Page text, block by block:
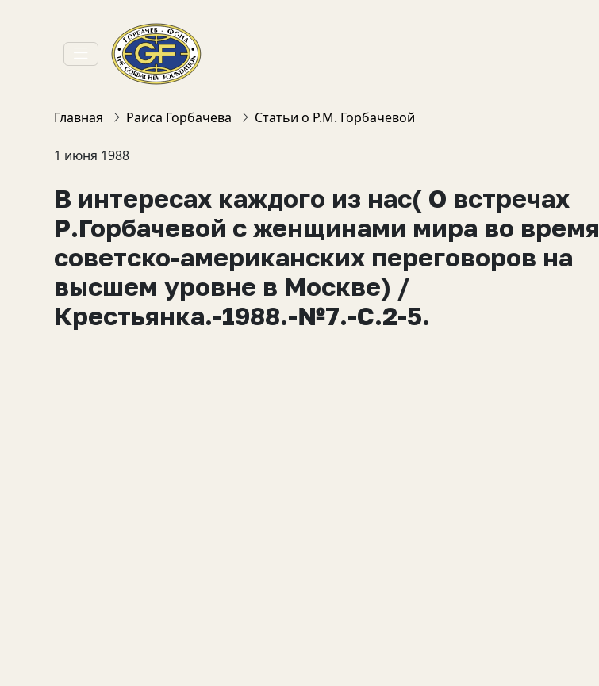
Главная Раиса Горбачева Статьи о Р.М. Горбачевой
1 июня 1988
В интересах каждого из нас( О встречах
Р.Горбачевой с женщинами мира во время
советско-американских переговоров на
высшем уровне в Москве) /
Крестьянка.-1988.-№7.-С.2-5.